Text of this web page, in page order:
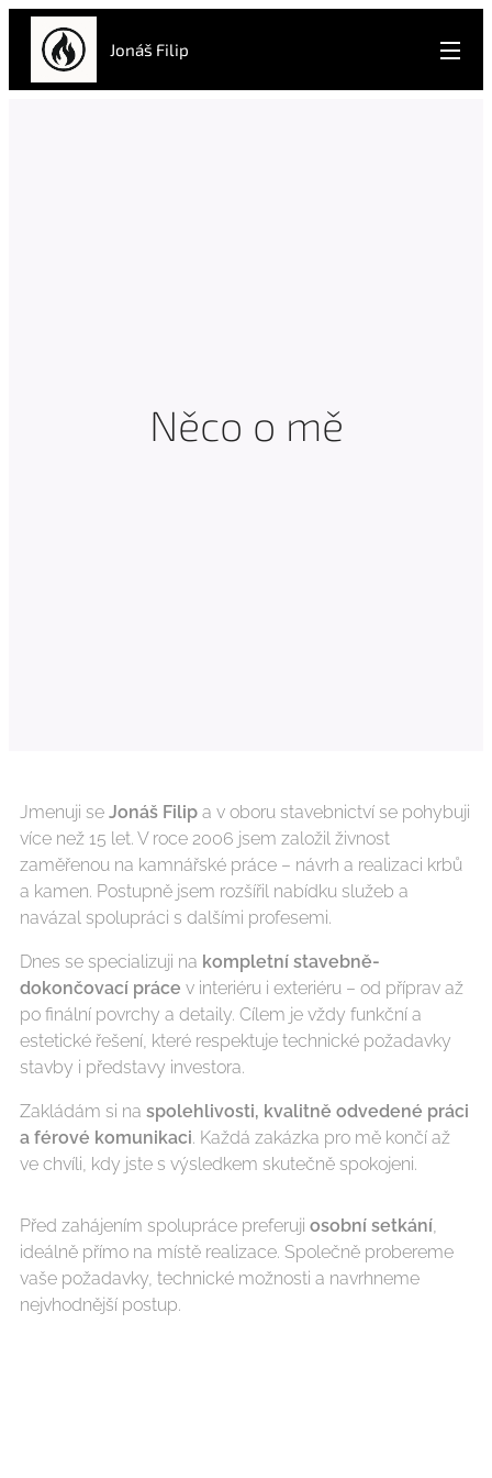
Jonáš Filip
Něco o mě
Jmenuji se Jonáš Filip a v oboru stavebnictví se pohybuji
více než 15 let. V roce 2006 jsem založil živnost
zaměřenou na kamnářské práce – návrh a realizaci krbů
a kamen. Postupně jsem rozšířil nabídku služeb a
navázal spolupráci s dalšími profesemi.
Dnes se specializuji na kompletní stavebně-
dokončovací práce v interiéru i exteriéru – od příprav až
po finální povrchy a detaily. Cílem je vždy funkční a
estetické řešení, které respektuje technické požadavky
stavby i představy investora.
Zakládám si na spolehlivosti, kvalitně odvedené práci
a férové komunikaci. Každá zakázka pro mě končí až
ve chvíli, kdy jste s výsledkem skutečně spokojeni.
Před zahájením spolupráce preferuji osobní setkání
ideálně přímo na místě realizace. Společně probereme
vaše požadavky, technické možnosti a navrhneme
nejvhodnější postup.